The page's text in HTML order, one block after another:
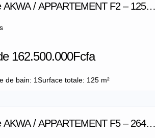
de bain: 1Surface totale: 125 m²
AKWA / APPARTEMENT F2 – 125
162.500.000Fcfa
AKWA / APPARTEMENT F5 – 264